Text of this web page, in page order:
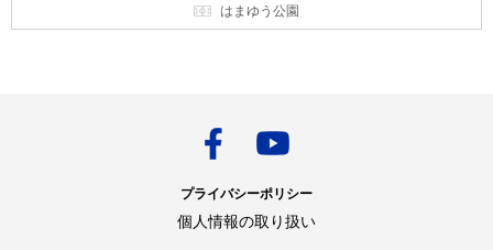
はまゆう公園
プライバシーポリシー
個人情報の取り扱い